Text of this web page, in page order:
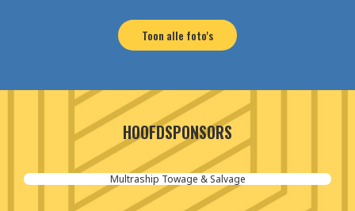
Toon alle foto's
HOOFDSPONSORS
Aannemersbedrijf van der Poel